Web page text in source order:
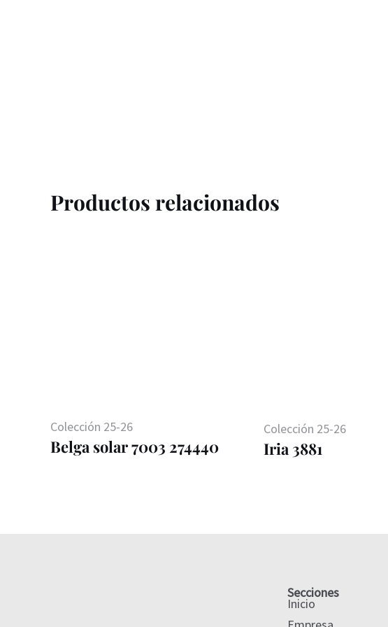
Productos relacionados
Colección 25-26
Belga solar 7003 274440
Colección 25-26
Iria 3881
Secciones
Inicio